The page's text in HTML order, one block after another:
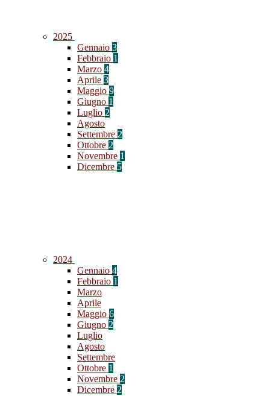
2025
Gennaio 3
Febbraio 1
Marzo 4
Aprile 3
Maggio 9
Giugno 1
Luglio 2
Agosto
Settembre 2
Ottobre 2
Novembre 1
Dicembre 5
2024
Gennaio 4
Febbraio 1
Marzo
Aprile
Maggio 6
Giugno 2
Luglio
Agosto
Settembre
Ottobre 1
Novembre 2
Dicembre 2